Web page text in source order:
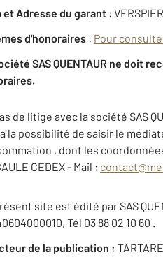
et Adresse du garant :
d'honoraires : Pour
SAS QUENTAUR ne doit
de litige avec la société SAS
la possibilité de saisir le
, dont les
CEDEX - Mail :
site est édité par SAS
Tél 03 88 02 10 60 .
de la publication :